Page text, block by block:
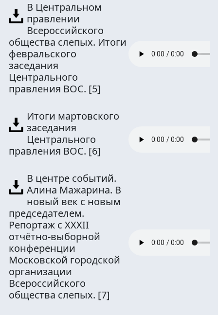
В Центральном
правлении
Всероссийского
общества слепых. Итоги
февральского
заседания
Центрального
правления ВОС. [5]
Итоги мартовского
заседания
Центрального
правления ВОС. [6]
В центре событий.
Алина Мажарина. В
новый век с новым
председателем.
Репортаж с XXXII
отчётно-выборной
конференции
Московской городской
организации
Всероссийского
общества слепых. [7]